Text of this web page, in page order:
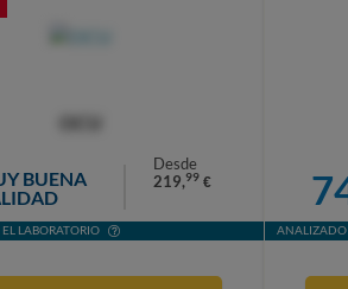
BUENA
Desde
219,99 €
LABORATORIO ANALIZADO